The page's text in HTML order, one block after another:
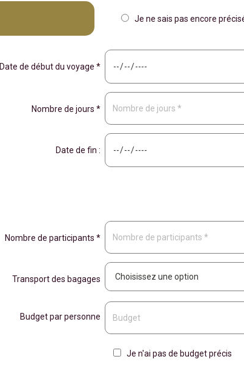
Je ne sais pas encore
Date de début du voyage *
Nombre de jours *
Date de fin :
Nombre de participants *
Transport des bagages
Budget par personne
Je n'ai pas de budget précis